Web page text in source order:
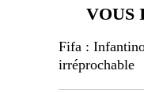
VOUS
Fifa :
irréprochable